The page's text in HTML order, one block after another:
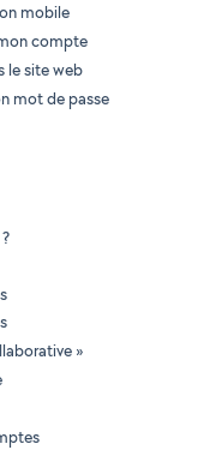
mobile
compte
le site web
mot de passe
»